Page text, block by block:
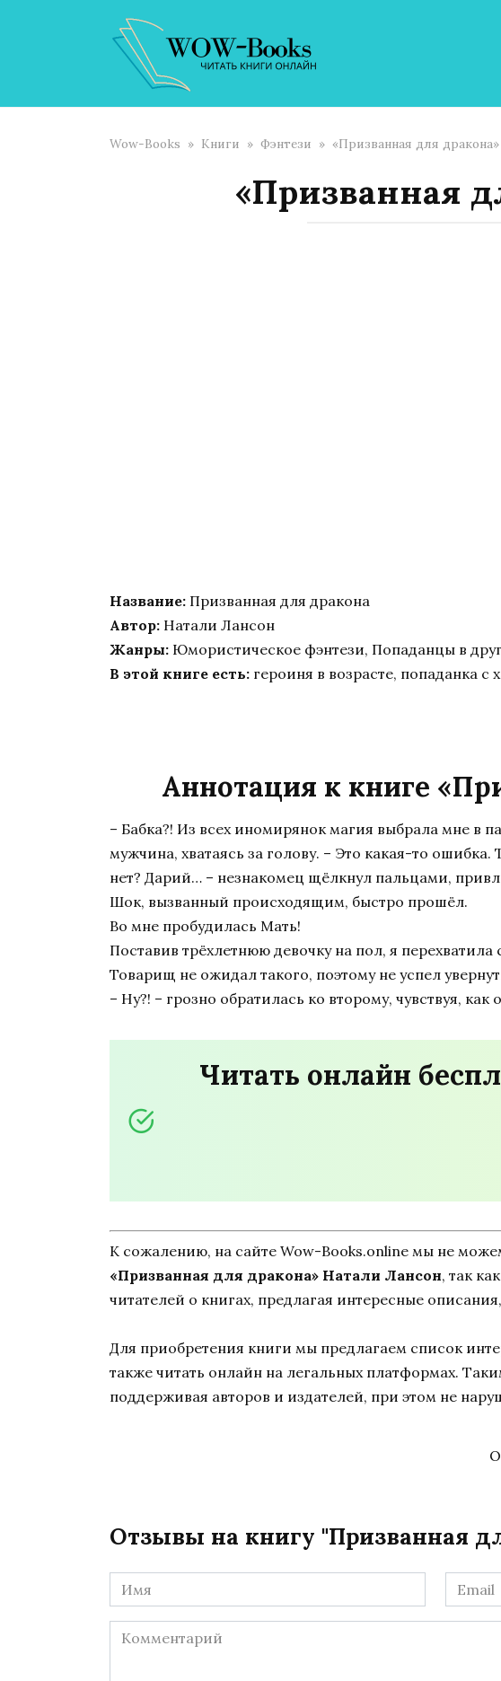
Wow-Books » Книги » Фэнтези » «Призванная для
«Призванная
Название: Призванная для дракона
Автор: Натали Лансон
Жанры: Юмористическое фэнтези, Попаданцы в
В этой книге есть: героиня в возрасте, попаданка с
Аннотация к книге
– Бабка?! Из всех иномирянок магия выбрала мне в
мужчина, хватаясь за голову. – Это какая-то
нет? Дарий… – незнакомец щёлкнул пальцами,
Шок, вызванный происходящим, быстро прошёл.
Во мне пробудилась Мать!
Поставив трёхлетнюю девочку на пол, я
Товарищ не ожидал такого, поэтому не успел
– Ну?! – грозно обратилась ко второму, чувствуя,
Читать онлайн
К сожалению, на сайте Wow-Books.online мы не
«Призванная для дракона» Натали Лансон, так
читателей о книгах, предлагая интересные
Для приобретения книги мы предлагаем список
также читать онлайн на легальных платформах.
поддерживая авторов и издателей, при этом не
Отзывы на книгу "Призванная
Имя
*
Email
*
Комментарий